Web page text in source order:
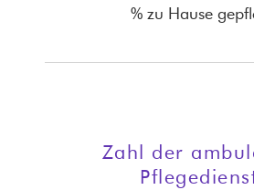
% zu Hause
Zahl der